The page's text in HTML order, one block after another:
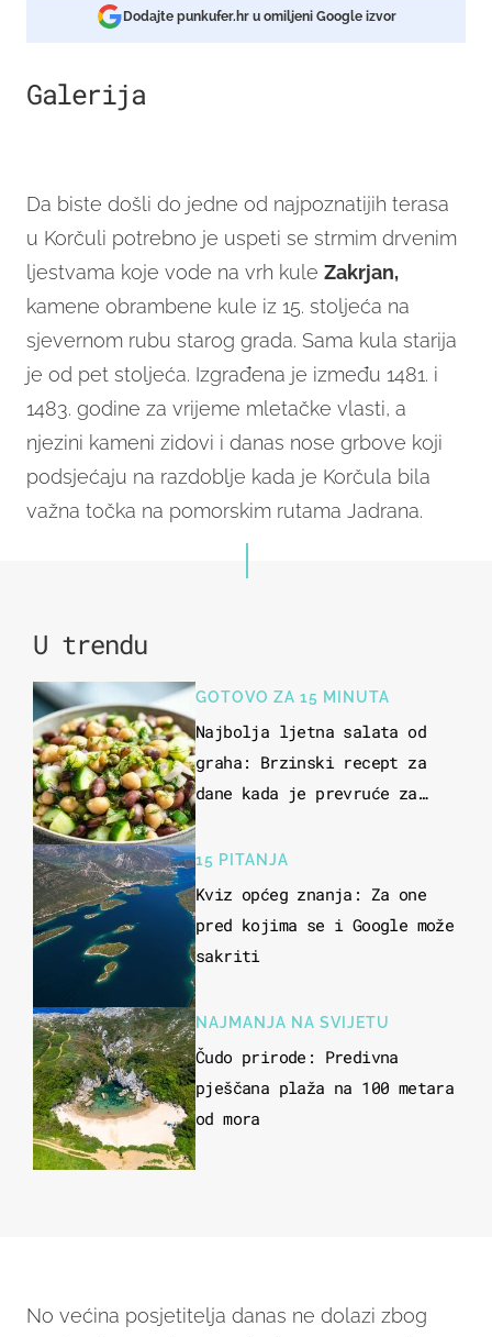
Dodajte punkufer.hr u omiljeni Google izvor
Galerija
Da biste došli do jedne od najpoznatijih terasa
u Korčuli potrebno je uspeti se strmim drvenim
ljestvama koje vode na vrh kule Zakrjan,
kamene obrambene kule iz 15. stoljeća na
sjevernom rubu starog grada. Sama kula starija
je od pet stoljeća. Izgrađena je između 1481. i
1483. godine za vrijeme mletačke vlasti, a
njezini kameni zidovi i danas nose grbove koji
podsjećaju na razdoblje kada je Korčula bila
važna točka na pomorskim rutama Jadrana.
U trendu
GOTOVO ZA 15 MINUTA
Najbolja ljetna salata od
graha: Brzinski recept za
dane kada je prevruće za
15 PITANJA
Kviz općeg znanja: Za one
pred kojima se i Google može
sakriti
NAJMANJA NA SVIJETU
Čudo prirode: Predivna
pješčana plaža na 100 metara
od mora
No većina posjetitelja danas ne dolazi zbog